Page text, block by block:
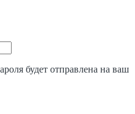
будет отправлена ​​на ваш